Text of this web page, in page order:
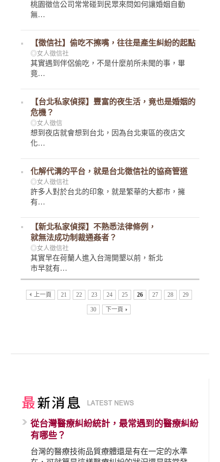
桃園徵信公司常常碰到民眾來問如何讓婚姻自動
無…
【徵信社】偷吃不擦嘴，往往是產生糾紛的起點
◎女人徵信社
其實遇到伴侶偷吃，不是什麼前所未聞的事，畢
竟…
【台北私家偵探】豐富的夜生活，竟也是婚姻的
危機？
◎女人徵信
想到夜店就會想到台北，因為台北東區的夜店文
化…
化解代溝的平台，就是台北徵信社的協商管道
◎女人徵信社
許多人對於台北的印象，就是繁華的大都市，擁
有…
【新北私家偵探】不熟悉法律條例，
就無法成功制裁通姦者？
◎女人徵信社
其實早在荷蘭人進入台灣開墾以前，新北
市早就有…
上一頁 21 22 23 24 25 26 27 28 29
30 下一頁
從台灣醫療糾紛統計，最常遇到的醫療糾紛
有哪些？
台灣的醫療技術品質療體還是有在一定的水準